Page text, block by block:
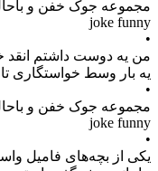
مجموعه جوک خفن و باحال
joke funny
•
‏من یه دوست داشتم انقد
یه بار وسط خواستگاری
•
مجموعه جوک خفن و باحال
joke funny
•
یکی از بچه‌های فامیل